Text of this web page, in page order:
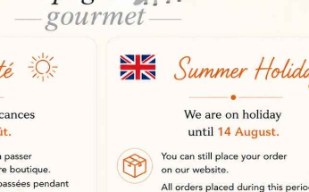
Montesierra nakrájané
vo voľnom
tvorené
ošípaných.